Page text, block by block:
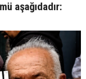
aşağıdadır: